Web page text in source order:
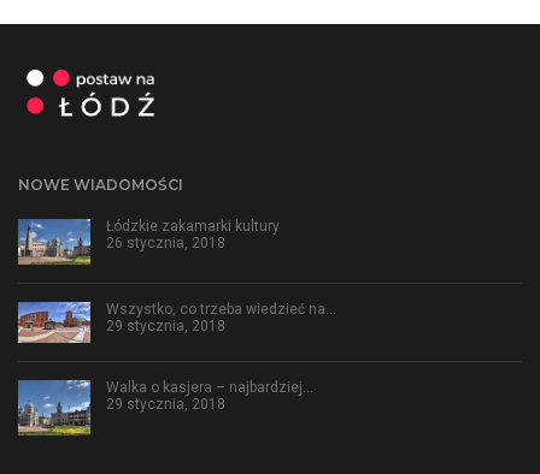
NOWE WIADOMOŚCI
Łódzkie zakamarki kultury
26 stycznia, 2018
Wszystko, co trzeba wiedzieć na…
29 stycznia, 2018
Walka o kasjera – najbardziej…
29 stycznia, 2018